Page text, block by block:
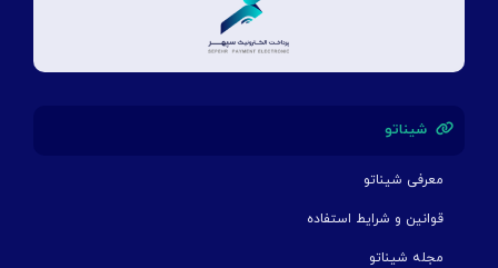
شیناتو
معرفی شیناتو
قوانین و شرایط استفاده
مجله شیناتو